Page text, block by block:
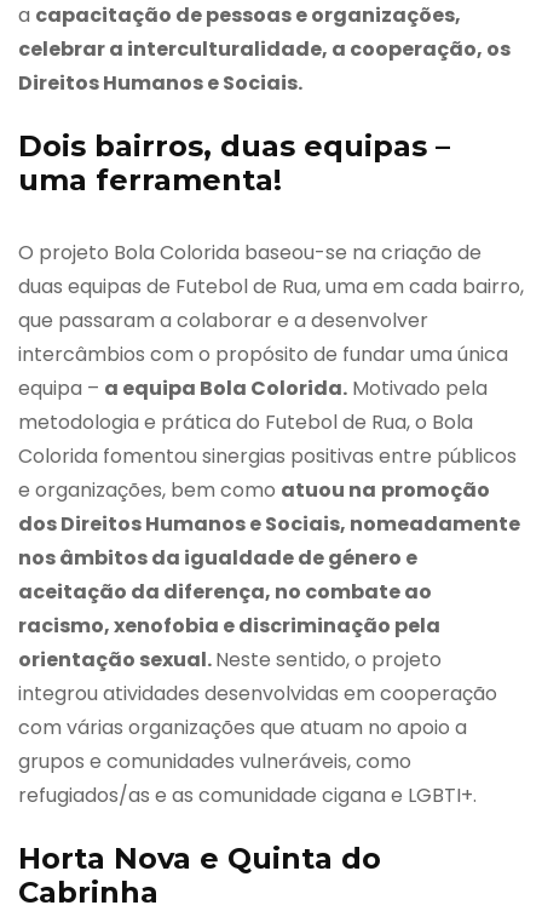
a capacitação de pessoas e organizações,
celebrar a interculturalidade, a cooperação, os
Direitos Humanos e Sociais.
Dois bairros, duas equipas –
uma ferramenta!
O projeto Bola Colorida baseou-se na criação de
duas equipas de Futebol de Rua, uma em cada bairro,
que passaram a colaborar e a desenvolver
intercâmbios com o propósito de fundar uma única
equipa – a equipa Bola Colorida. Motivado pela
metodologia e prática do Futebol de Rua, o Bola
Colorida fomentou sinergias positivas entre públicos
e organizações, bem como atuou na promoção
dos Direitos Humanos e Sociais, nomeadamente
nos âmbitos da igualdade de género e
aceitação da diferença, no combate ao
racismo, xenofobia e discriminação pela
orientação sexual.Neste sentido, o projeto
integrou atividades desenvolvidas em cooperação
com várias organizações que atuam no apoio a
grupos e comunidades vulneráveis, como
refugiados/as e as comunidade cigana e LGBTI+.
Horta Nova e Quinta do
Cabrinha